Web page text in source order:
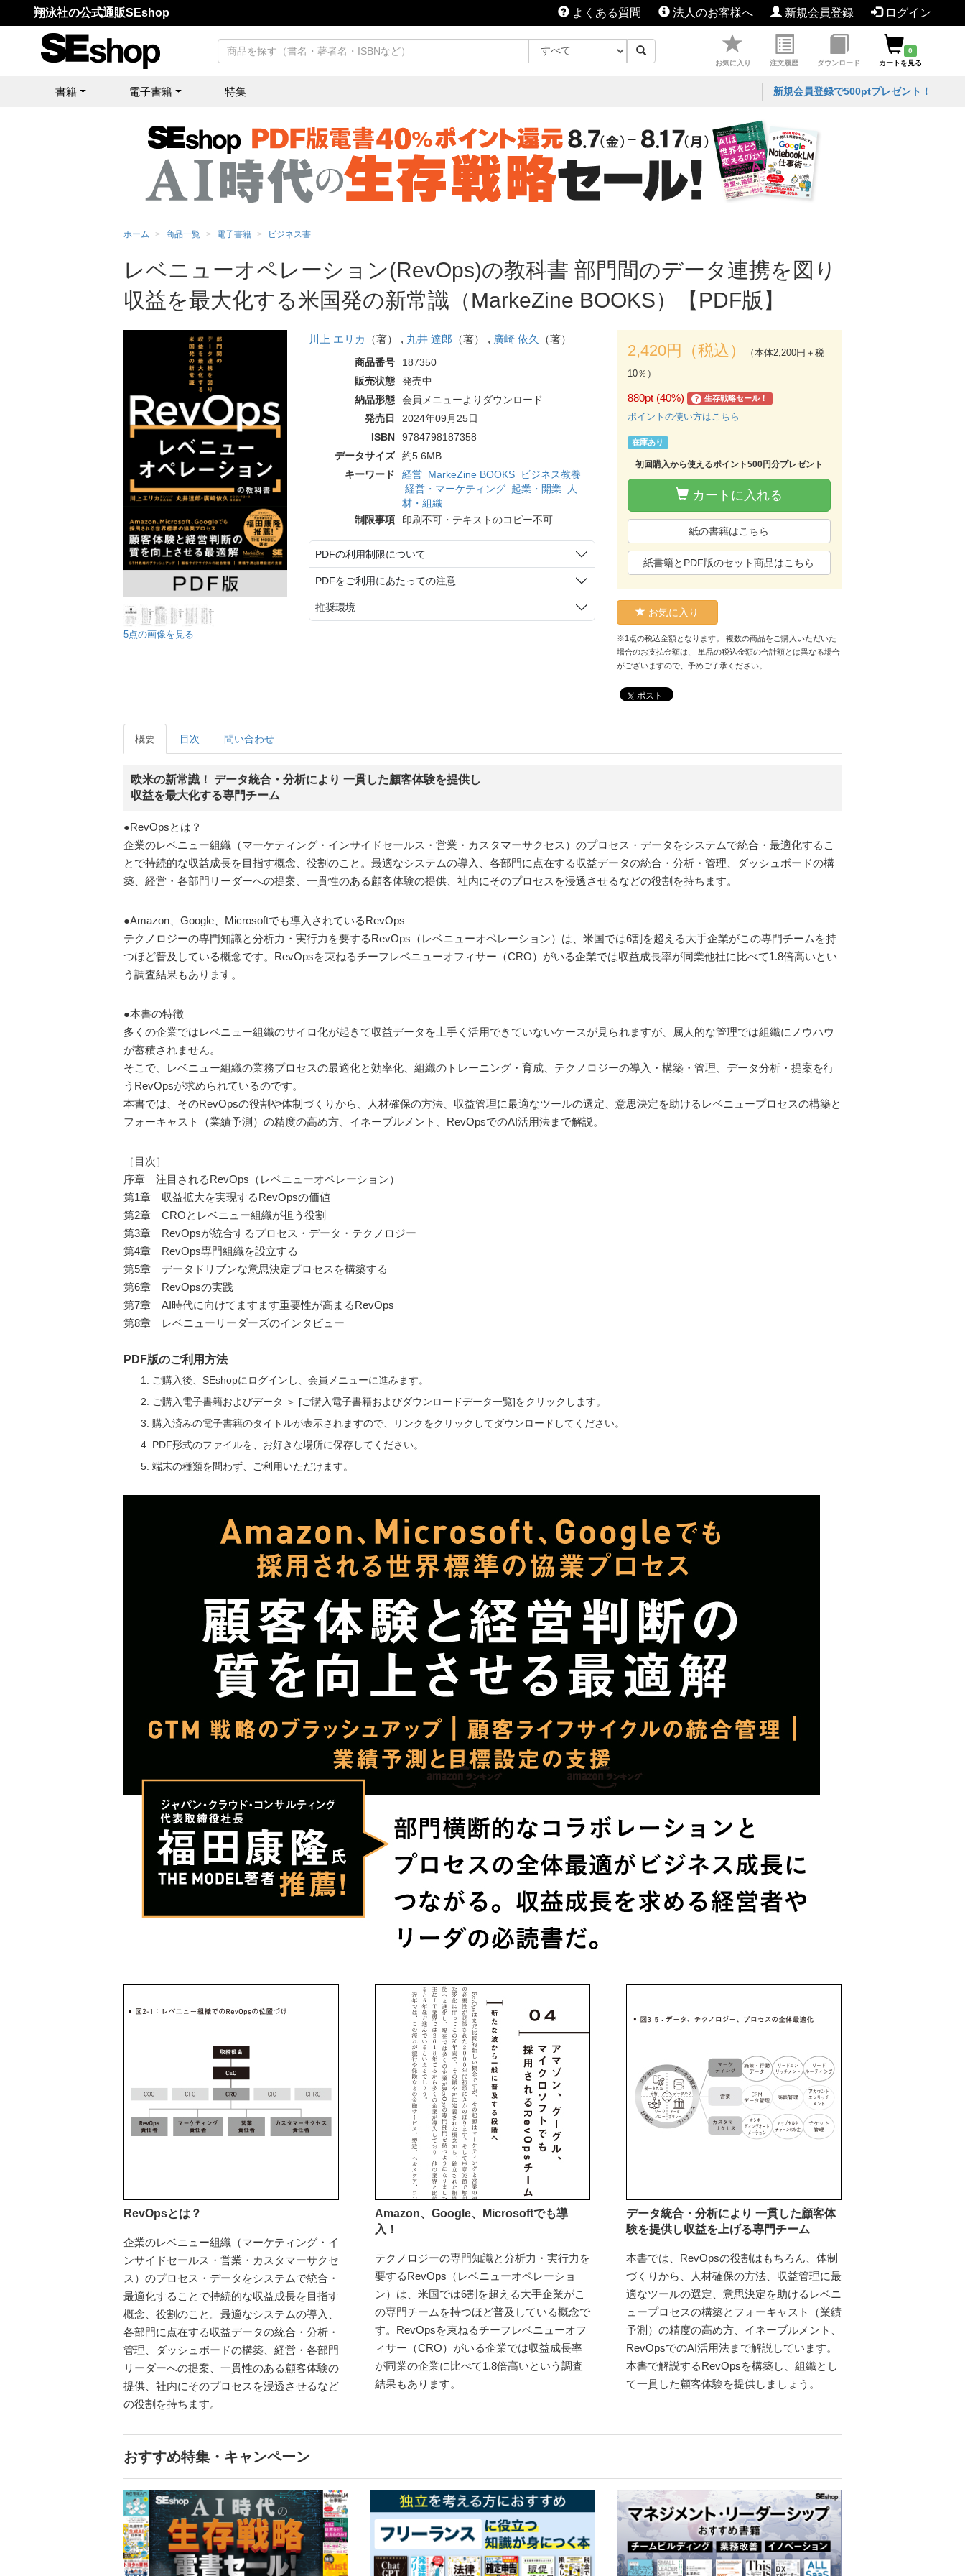
翔泳社の公式通販SEshop よくある質問 法人のお客様へ 新規会員登録 ログイン
お気に入り 注文履歴 ダウンロード
0
カートを見る
書籍 電子書籍 特集 新規会員登録で500ptプレゼント！
ホーム 商品一覧 電子書籍 ビジネス書
レベニューオペレーション(RevOps)の教科書 部門間のデータ連携を図り
収益を最大化する米国発の新常識（MarkeZine BOOKS）【PDF版】
5点の画像を見る
川上 エリカ （著） , 丸井 達郎 （著） , 廣崎 依久 （著）
商品番号
187350
販売状態
発売中
納品形態
会員メニューよりダウンロード
発売日
2024年09月25日
ISBN
9784798187358
データサイズ
約5.6MB
キーワード
経営 MarkeZine BOOKS
ビジネス教養
経営・マーケティング 起業・開業
人
材・組織
制限事項
印刷不可・テキストのコピー不可
PDFの利用制限について
PDFをご利用にあたっての注意
推奨環境
2,420円（税込）
（本体2,200円＋税
10％）
880pt (40%) ? 生存戦略セール！
ポイントの使い方はこちら
在庫あり
初回購入から使えるポイント500円分プレゼント
カートに入れる
紙の書籍はこちら
紙書籍とPDF版のセット商品はこちら
お気に入り
※1点の税込金額となります。 複数の商品をご購入いただいた
場合のお支払金額は、 単品の税込金額の合計額とは異なる場合
がございますので、予めご了承ください。
ポスト
概要 目次 問い合わせ
欧米の新常識！ データ統合・分析により 一貫した顧客体験を提供し
収益を最大化する専門チーム
●RevOpsとは？
企業のレベニュー組織（マーケティング・インサイドセールス・営業・カスタマーサクセス）のプロセス・データをシステムで統合・最適化するこ
とで持続的な収益成長を目指す概念、役割のこと。最適なシステムの導入、各部門に点在する収益データの統合・分析・管理、ダッシュボードの構
築、経営・各部門リーダーへの提案、一貫性のある顧客体験の提供、社内にそのプロセスを浸透させるなどの役割を持ちます。
●Amazon、Google、Microsoftでも導入されているRevOps
テクノロジーの専門知識と分析力・実行力を要するRevOps（レベニューオペレーション）は、米国では6割を超える大手企業がこの専門チームを持
つほど普及している概念です。RevOpsを束ねるチーフレベニューオフィサー（CRO）がいる企業では収益成長率が同業他社に比べて1.8倍高いとい
う調査結果もあります。
●本書の特徴
多くの企業ではレベニュー組織のサイロ化が起きて収益データを上手く活用できていないケースが見られますが、属人的な管理では組織にノウハウ
が蓄積されません。
そこで、レベニュー組織の業務プロセスの最適化と効率化、組織のトレーニング・育成、テクノロジーの導入・構築・管理、データ分析・提案を行
うRevOpsが求められているのです。
本書では、そのRevOpsの役割や体制づくりから、人材確保の方法、収益管理に最適なツールの選定、意思決定を助けるレベニュープロセスの構築と
フォーキャスト（業績予測）の精度の高め方、イネーブルメント、RevOpsでのAI活用法まで解説。
［目次］
序章 注目されるRevOps（レベニューオペレーション）
第1章 収益拡大を実現するRevOpsの価値
第2章 CROとレベニュー組織が担う役割
第3章 RevOpsが統合するプロセス・データ・テクノロジー
第4章 RevOps専門組織を設立する
第5章 データドリブンな意思決定プロセスを構築する
第6章 RevOpsの実践
第7章 AI時代に向けてますます重要性が高まるRevOps
第8章 レベニューリーダーズのインタビュー
PDF版のご利用方法
ご購入後、SEshopにログインし、会員メニューに進みます。
ご購入電子書籍およびデータ ＞ [ご購入電子書籍およびダウンロードデータ一覧]をクリックします。
購入済みの電子書籍のタイトルが表示されますので、リンクをクリックしてダウンロードしてください。
PDF形式のファイルを、お好きな場所に保存してください。
端末の種類を問わず、ご利用いただけます。
RevOpsとは？
企業のレベニュー組織（マーケティング・イ
ンサイドセールス・営業・カスタマーサクセ
ス）のプロセス・データをシステムで統合・
最適化することで持続的な収益成長を目指す
概念、役割のこと。最適なシステムの導入、
各部門に点在する収益データの統合・分析・
管理、ダッシュボードの構築、経営・各部門
リーダーへの提案、一貫性のある顧客体験の
提供、社内にそのプロセスを浸透させるなど
の役割を持ちます。
Amazon、Google、Microsoftでも導
入！
テクノロジーの専門知識と分析力・実行力を
要するRevOps（レベニューオペレーショ
ン）は、米国では6割を超える大手企業がこ
の専門チームを持つほど普及している概念で
す。RevOpsを束ねるチーフレベニューオフ
ィサー（CRO）がいる企業では収益成長率
が同業の企業に比べて1.8倍高いという調査
結果もあります。
データ統合・分析により 一貫した顧客体
験を提供し収益を上げる専門チーム
本書では、RevOpsの役割はもちろん、体制
づくりから、人材確保の方法、収益管理に最
適なツールの選定、意思決定を助けるレベニ
ュープロセスの構築とフォーキャスト（業績
予測）の精度の高め方、イネーブルメント、
RevOpsでのAI活用法まで解説しています。
本書で解説するRevOpsを構築し、組織とし
て一貫した顧客体験を提供しましょう。
おすすめ特集・キャンペーン